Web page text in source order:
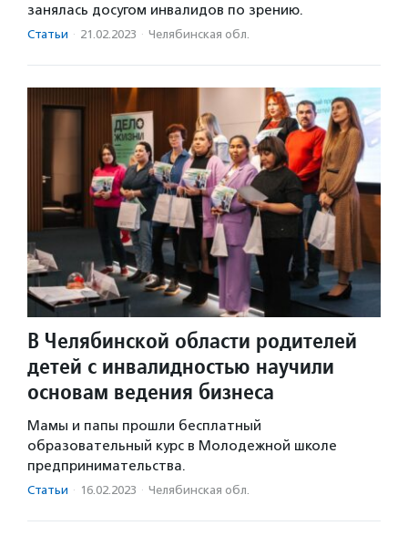
занялась досугом инвалидов по зрению.
Статьи · 21.02.2023 · Челябинская обл.
В Челябинской области родителей
детей с инвалидностью научили
основам ведения бизнеса
Мамы и папы прошли бесплатный
образовательный курс в Молодежной школе
предпринимательства.
Статьи · 16.02.2023 · Челябинская обл.